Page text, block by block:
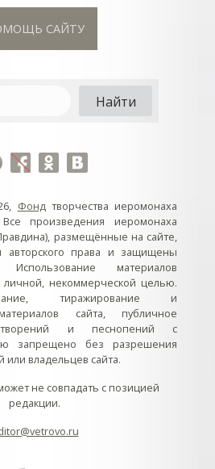
САЙТУ
Фондтворчества иеромонаха
произведения иеромонаха
размещённые на сайте,
авторского права и защищены
Использование материалов
некоммерческой целью.
тиражирование и
сайта, публичное
и песнопений с
запрещено без разрешения
или владельцев сайта.
не совпадать с позицией
редакции.